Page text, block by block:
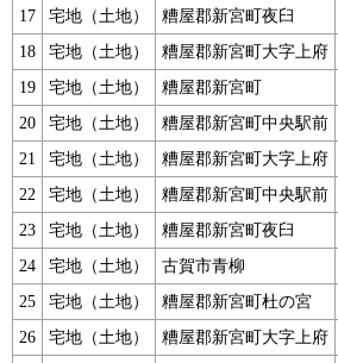
17 宅地（土地） 糟屋郡新宮町夜臼
18
宅地（土地） 糟屋郡新宮町大字上府
19
宅地（土地） 糟屋郡新宮町
20
宅地（土地） 糟屋郡新宮町中央駅前
21
宅地（土地） 糟屋郡新宮町大字上府
22
宅地（土地） 糟屋郡新宮町中央駅前
23
宅地（土地） 糟屋郡新宮町夜臼
24
宅地（土地） 古賀市青柳
25
宅地（土地） 糟屋郡新宮町杜の宮
26
宅地（土地） 糟屋郡新宮町大字上府